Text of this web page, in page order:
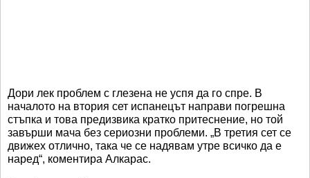
Дори лек проблем с глезена не успя да го спре. В
началото на втория сет испанецът направи погрешна
стъпка и това предизвика кратко притеснение, но той
завърши мача без сериозни проблеми. „В третия сет се
движех отлично, така че се надявам утре всичко да е
наред“, коментира Алкарас.